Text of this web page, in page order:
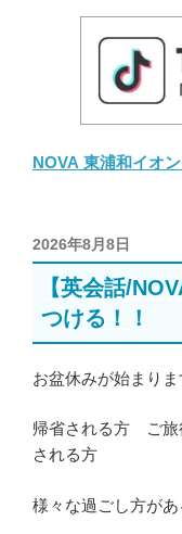
NOVA 東浦和イオ
投
稿
2026年8月8日
【英会話/
つける！！
お盆休みが始まりま
帰省される方 ご旅
される方
様々な過ごし方があ